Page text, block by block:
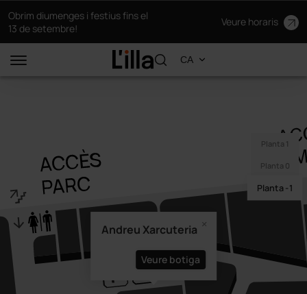
Obrim diumenges i festius fins el
13 de setembre!
Veure horaris
Andreu Xarcuteria
Veure botiga
Planta 1
Planta 0
Planta -1